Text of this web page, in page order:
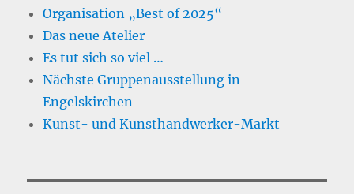
Organisation „Best of 2025“
Das neue Atelier
Es tut sich so viel …
Nächste Gruppenausstellung in
Engelskirchen
Kunst- und Kunsthandwerker-Markt